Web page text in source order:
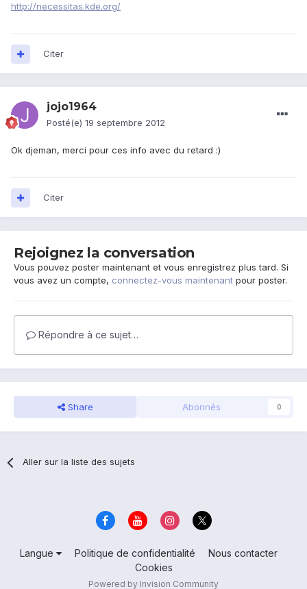
http://necessitas.kde.org/
Citer
jojo1964
Posté(e) 19 septembre 2012
Ok djeman, merci pour ces info avec du retard :)
Citer
Rejoignez la conversation
Vous pouvez poster maintenant et vous enregistrez plus tard. Si
vous avez un compte, connectez-vous maintenant pour poster.
Répondre à ce sujet…
Share Abonnés 0
Aller sur la liste des sujets
Langue Politique de confidentialité
Nous contacter
Cookies
Powered by Invision Community